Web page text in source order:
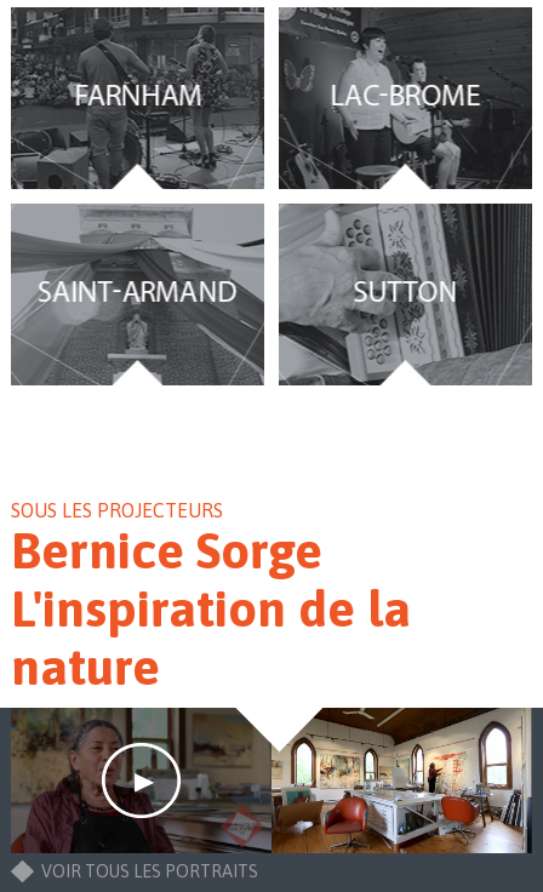
SOUS LES PROJECTEURS
Bernice Sorge
L'inspiration de la
nature
VOIR TOUS LES PORTRAITS